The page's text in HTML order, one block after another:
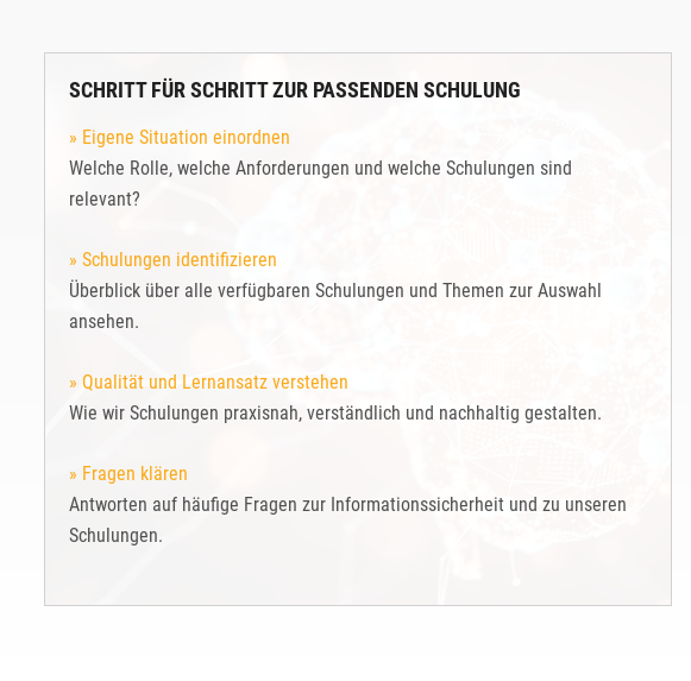
SCHRITT FÜR SCHRITT ZUR PASSENDEN SCHULUNG
» Eigene Situation einordnen
Welche Rolle, welche Anforderungen und welche Schulungen sind
relevant?
» Schulungen identifizieren
Überblick über alle verfügbaren Schulungen und Themen zur Auswahl
ansehen.
» Qualität und Lernansatz verstehen
Wie wir Schulungen praxisnah, verständlich und nachhaltig gestalten.
» Fragen klären
Antworten auf häufige Fragen zur Informationssicherheit und zu unseren
Schulungen.